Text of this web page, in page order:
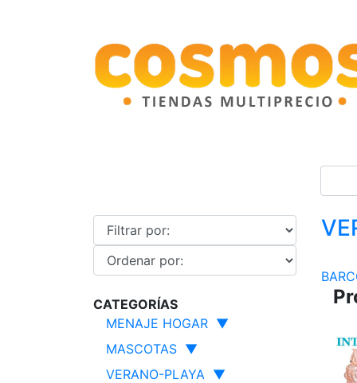
CATEGORÍAS
MENAJE HOGAR ▼
MASCOTAS ▼
VERANO-PLAYA ▼